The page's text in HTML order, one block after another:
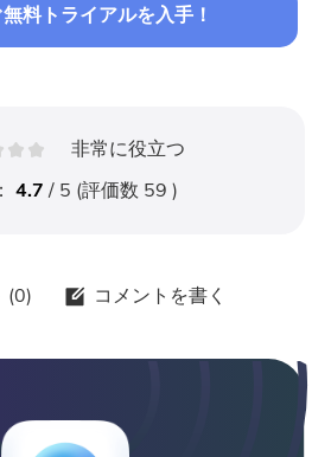
料トライアルを入手！
非常に役立つ
4.7/ 5 (評価数 59 )
(0) コメントを書く